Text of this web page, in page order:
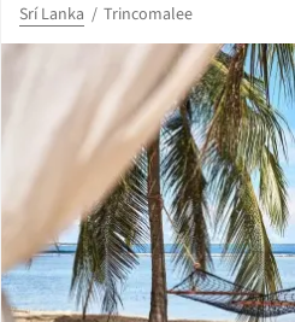
Srí Lanka Trincomalee